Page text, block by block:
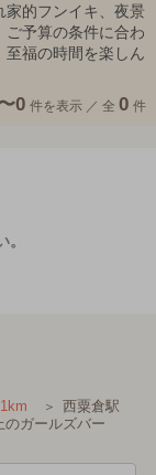
的フンイキ、夜景
ご予算の条件に合わ
福の時間を楽しん
0 件を表示 ／ 全 0 件
西粟倉駅
のガールズバー